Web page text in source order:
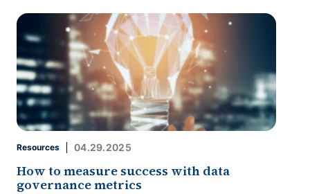
Resources 04.29.2025
How to measure success with data
governance metrics